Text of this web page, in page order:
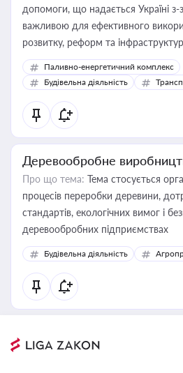
допомоги, що надається Україні з-
важливою для ефективного
розвитку, реформ та
Паливно-енергетичний комплекс
Будівельна діяльність
Деревообробне
Про що тема: Тема стосується
процесів переробки деревини,
стандартів, екологічних вимог і
деревообробних підприємствах
Будівельна діяльність